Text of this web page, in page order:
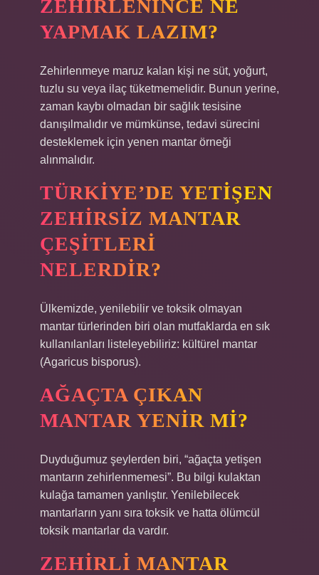
ZEHIRLENINCE NE
YAPMAK LAZIM?
Zehirlenmeye maruz kalan kişi ne süt, yoğurt,
tuzlu su veya ilaç tüketmemelidir. Bunun yerine,
zaman kaybı olmadan bir sağlık tesisine
danışılmalıdır ve mümkünse, tedavi sürecini
desteklemek için yenen mantar örneği
alınmalıdır.
TÜRKIYE’DE YETIŞEN
ZEHIRSIZ MANTAR
ÇEŞITLERI
NELERDIR?
Ülkemizde, yenilebilir ve toksik olmayan
mantar türlerinden biri olan mutfaklarda en sık
kullanılanları listeleyebiliriz: kültürel mantar
(Agaricus bisporus).
AĞAÇTA ÇIKAN
MANTAR YENIR MI?
Duyduğumuz şeylerden biri, “ağaçta yetişen
mantarın zehirlenmemesi”. Bu bilgi kulaktan
kulağa tamamen yanlıştır. Yenilebilecek
mantarların yanı sıra toksik ve hatta ölümcül
toksik mantarlar da vardır.
ZEHIRLI MANTAR